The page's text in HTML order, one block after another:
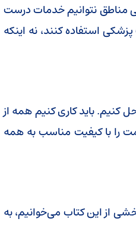
که در بخشی مناطق نتوانیم خدمات درست
استفاده کنند، نه اینکه
کنیم. باید کاری کنیم همه از
را با کیفیت مناسب به همه
از این کتاب می‌خوانیم، به